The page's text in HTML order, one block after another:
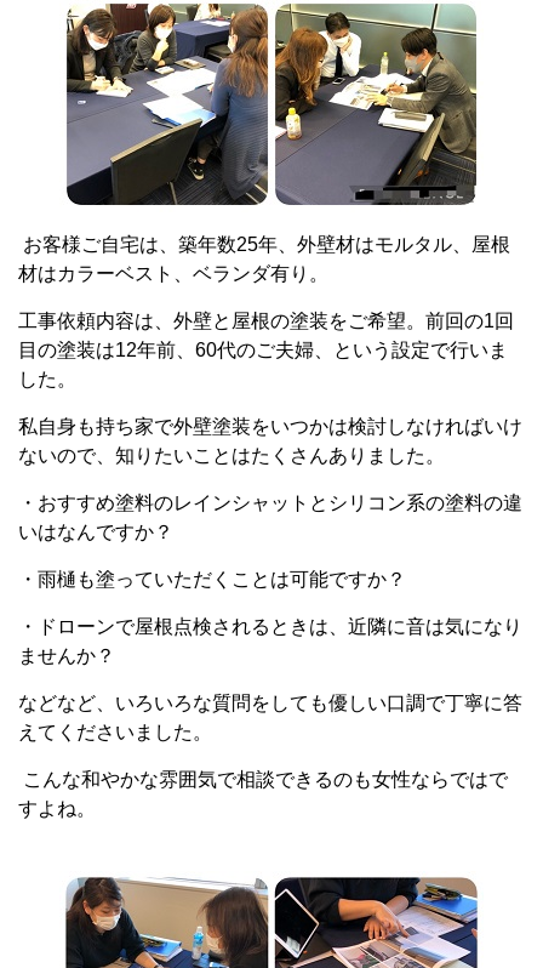
お客様ご自宅は、築年数25年、外壁材はモルタル、屋根
材はカラーベスト、ベランダ有り。
工事依頼内容は、外壁と屋根の塗装をご希望。前回の1回
目の塗装は12年前、60代のご夫婦、という設定で行いま
した。
私自身も持ち家で外壁塗装をいつかは検討しなければいけ
ないので、知りたいことはたくさんありました。
・おすすめ塗料のレインシャットとシリコン系の塗料の違
いはなんですか？
・雨樋も塗っていただくことは可能ですか？
・ドローンで屋根点検されるときは、近隣に音は気になり
ませんか？
などなど、いろいろな質問をしても優しい口調で丁寧に答
えてくださいました。
こんな和やかな雰囲気で相談できるのも女性ならではで
すよね。